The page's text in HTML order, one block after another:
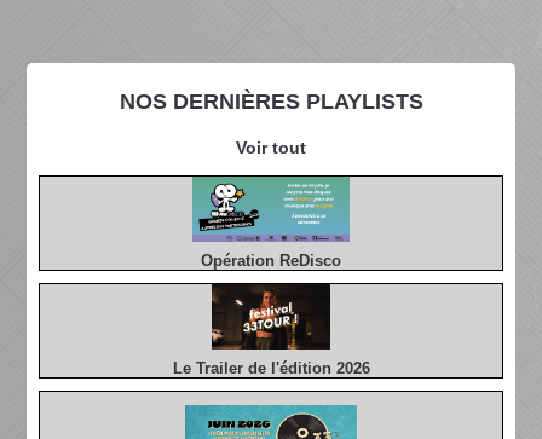
NOS DERNIÈRES PLAYLISTS
Voir tout
Opération ReDisco
Le Trailer de l'édition 2026